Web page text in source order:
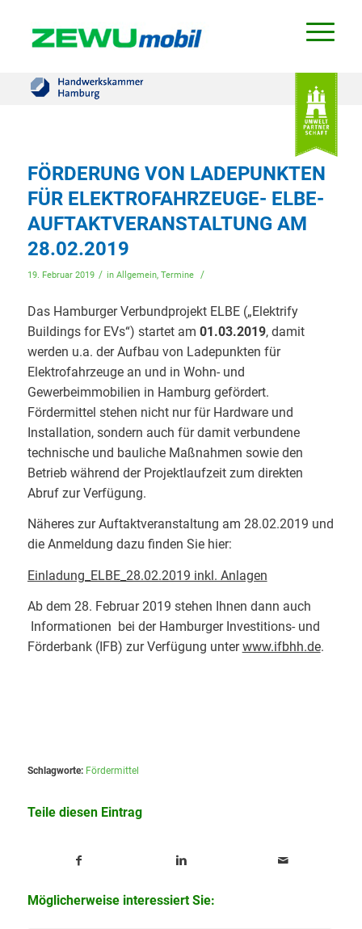
FÖRDERUNG VON LADEPUNKTEN
FÜR ELEKTROFAHRZEUGE- ELBE-
AUFTAKTVERANSTALTUNG AM
28.02.2019
19. Februar 2019 / in Allgemein, Termine /
Das Hamburger Verbundprojekt ELBE („Elektrify
Buildings for EVs“) startet am 01.03.2019, damit
werden u.a. der Aufbau von Ladepunkten für
Elektrofahrzeuge an und in Wohn- und
Gewerbeimmobilien in Hamburg gefördert.
Fördermittel stehen nicht nur für Hardware und
Installation, sondern auch für damit verbundene
technische und bauliche Maßnahmen sowie den
Betrieb während der Projektlaufzeit zum direkten
Abruf zur Verfügung.
Näheres zur Auftaktveranstaltung am 28.02.2019 und
die Anmeldung dazu finden Sie hier:
Einladung_ELBE_28.02.2019 inkl. Anlagen
Ab dem 28. Februar 2019 stehen Ihnen dann auch
Informationen bei der Hamburger Investitions- und
Förderbank (IFB) zur Verfügung unterwww.ifbhh.de.
Schlagworte: Fördermittel
Teile diesen Eintrag
Möglicherweise interessiert Sie: